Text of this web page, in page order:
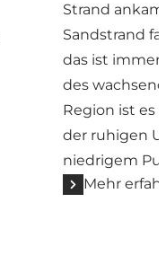
Strand
Sandstrand
das ist immer
des
Region ist es
der ruhigen
niedrigem
Mehr